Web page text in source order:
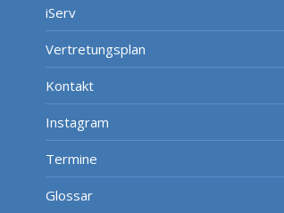
iServ
Vertretungsplan
Kontakt
Instagram
Termine
Glossar